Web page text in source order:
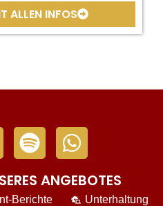
ALLEN INFOS
ANGEBOTES
Berichte
Unterhaltung